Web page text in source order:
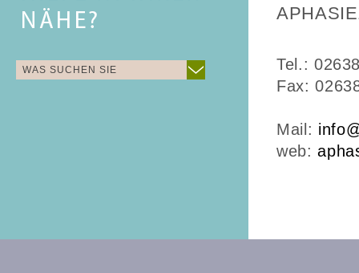
WAS SUCHEN SIE
Tel.:
Fax:
Mail:
web: